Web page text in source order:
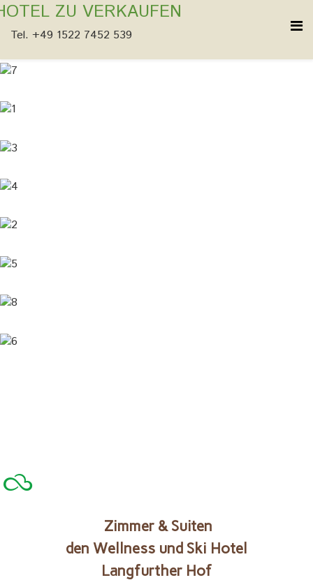
ZU VERKAUFEN
Tel. +49 1522 7452 539
Zimmer & Suiten
den Wellness und Ski Hotel
Langfurther Hof